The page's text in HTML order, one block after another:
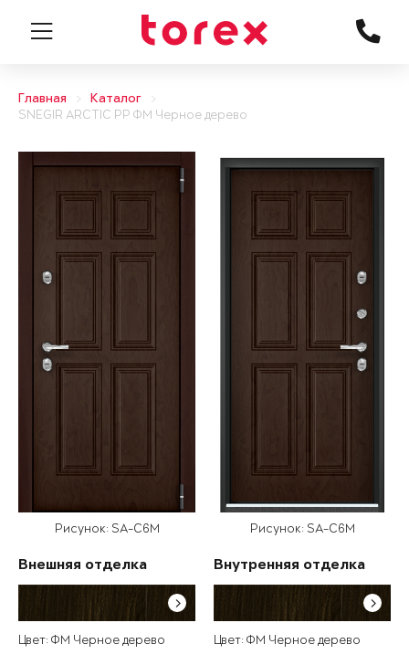
Главная
Каталог
SNEGIR ARCTIC PP ФМ Черное дерево
Рисунок: SA-C6M
Внешняя отделка
Цвет: ФМ Черное дерево
Рисунок: SA-C6M
Внутренняя отделка
Цвет: ФМ Черное дерево